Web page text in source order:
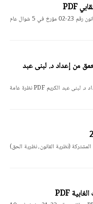
قانون رقم 23-02 يتعلق بممارسة الحق النقابي PDF قانون رقم 23-02 مؤرخ في 5 شوال عام
من إعداد د. لبنى عبد
مطبوعة في مقياس الإجراءات الجزائية المعمق من إعداد د. لبنى عبد الكريم PDF نظرة عامة
(نظرية القانون، نظرية الحق)